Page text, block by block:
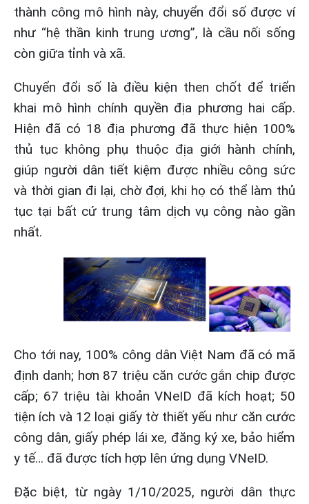
thành công mô hình này, chuyển đổi số được ví
như “hệ thần kinh trung ương”, là cầu nối sống
còn giữa tỉnh và xã.
Chuyển đổi số là điều kiện then chốt để triển
khai mô hình chính quyền địa phương hai cấp.
Hiện đã có 18 địa phương đã thực hiện 100%
thủ tục không phụ thuộc địa giới hành chính,
giúp người dân tiết kiệm được nhiều công sức
và thời gian đi lại, chờ đợi, khi họ có thể làm thủ
tục tại bất cứ trung tâm dịch vụ công nào gần
nhất.
Cho tới nay, 100% công dân Việt Nam đã có mã
định danh; hơn 87 triệu căn cước gắn chip được
cấp; 67 triệu tài khoản VNeID đã kích hoạt; 50
tiện ích và 12 loại giấy tờ thiết yếu như căn cước
công dân, giấy phép lái xe, đăng ký xe, bảo hiểm
y tế… đã được tích hợp lên ứng dụng VNeID.
Đặc biệt, từ ngày 1/10/2025, người dân thực